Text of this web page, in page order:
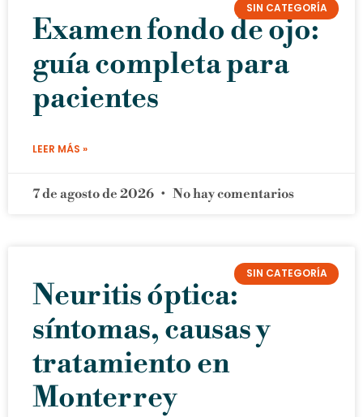
SIN CATEGORÍA
Examen fondo de ojo:
guía completa para
pacientes
LEER MÁS »
7 de agosto de 2026 No hay comentarios
SIN CATEGORÍA
Neuritis óptica:
síntomas, causas y
tratamiento en
Monterrey